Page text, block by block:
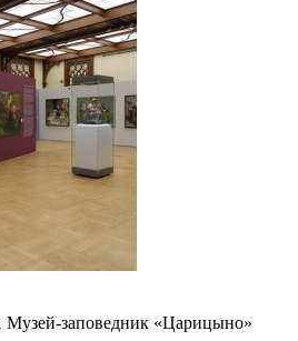
Музей-заповедник «Царицыно»